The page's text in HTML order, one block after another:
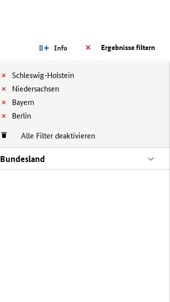
Ergebnisse filtern
Info
Schleswig-Holstein
Niedersachsen
Bayern
Berlin
Alle Filter deaktivieren
Bundesland